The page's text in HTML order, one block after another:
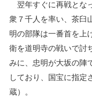
翌年すぐに再戦とな
衆７千人を率い、茶臼
明の部隊は一番首を上
衛を道明寺の戦いで討
みに、忠明が大坂の陣
しており、国宝に指定
蔵）。